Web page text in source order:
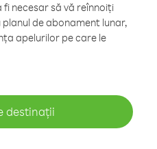
necesar să vă reînnoiți
de abonament lunar,
apelurilor pe care le
destinații